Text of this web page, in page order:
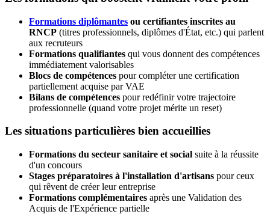
Formations diplômantes ou certifiantes inscrites au
RNCP (titres professionnels, diplômes d'État, etc.) qui parlent
aux recruteurs
Formations qualifiantes qui vous donnent des compétences
immédiatement valorisables
Blocs de compétences pour compléter une certification
partiellement acquise par VAE
Bilans de compétences pour redéfinir votre trajectoire
professionnelle (quand votre projet mérite un reset)
Les situations particulières bien accueillies
Formations du secteur sanitaire et social suite à la réussite
d'un concours
Stages préparatoires à l'installation d'artisans pour ceux
qui rêvent de créer leur entreprise
Formations complémentaires après une Validation des
Acquis de l'Expérience partielle